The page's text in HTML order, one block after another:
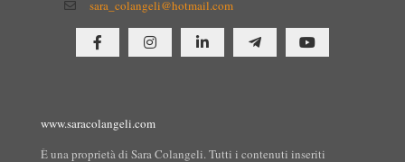
sara_colangeli@hotmail.com
www.saracolangeli.com
È una proprietà di Sara Colangeli. Tutti i contenuti inseriti